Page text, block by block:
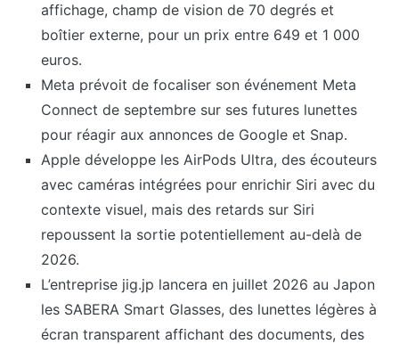
affichage, champ de vision de 70 degrés et
boîtier externe, pour un prix entre 649 et 1 000
euros.
Meta prévoit de focaliser son événement Meta
Connect de septembre sur ses futures lunettes
pour réagir aux annonces de Google et Snap.
Apple développe les AirPods Ultra, des écouteurs
avec caméras intégrées pour enrichir Siri avec du
contexte visuel, mais des retards sur Siri
repoussent la sortie potentiellement au-delà de
2026.
L’entreprise jig.jp lancera en juillet 2026 au Japon
les SABERA Smart Glasses, des lunettes légères à
écran transparent affichant des documents, des